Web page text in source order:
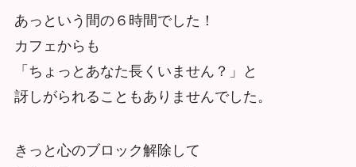
あっという間の６時間でした！
カフェからも
「ちょっとあなた長くいません？」と
訝しがられることもありませんでした。
きっと心のブロック解除して